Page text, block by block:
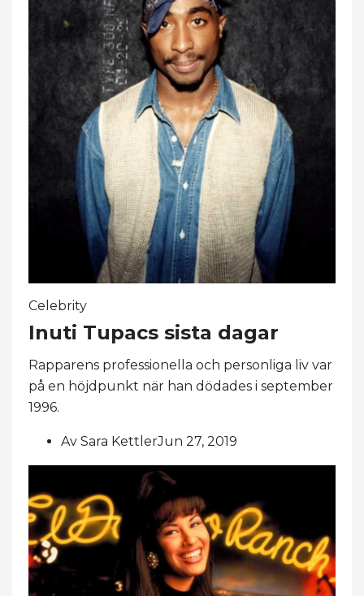
Celebrity
Inuti Tupacs sista dagar
Rapparens professionella och personliga liv var
på en höjdpunkt när han dödades i september
1996.
Av Sara KettlerJun 27, 2019